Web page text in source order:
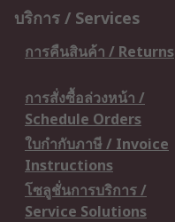
บริการ / Services
การคืนสินค้า / Returns
การสั่งซื้อล่วงหน้า /
Schedule Orders
ใบกำกับภาษี / Invoice
Instructions
โซลูชั่นการบริการ /
Service Solutions